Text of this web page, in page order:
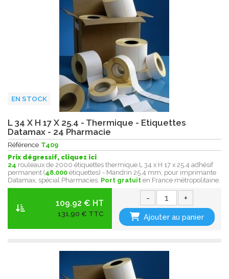
EN STOCK
L 34 X H 17 X 25.4 - Thermique - Etiquettes
Datamax - 24 Pharmacie
Référence T409
Prix dégressif, cliquez ici
24 rouleaux de 2000 étiquettes thermique L 34 x H 17 x 25.4 adhésif
permanent (48.000 étiquettes) - Mandrin 25.4 mm, pour imprimante
Datamax, spécial Pharmacies. Port gratuit en France métropolitaine .
109.92 € HT
131,90 € TTC
- +
Ajouter au panier